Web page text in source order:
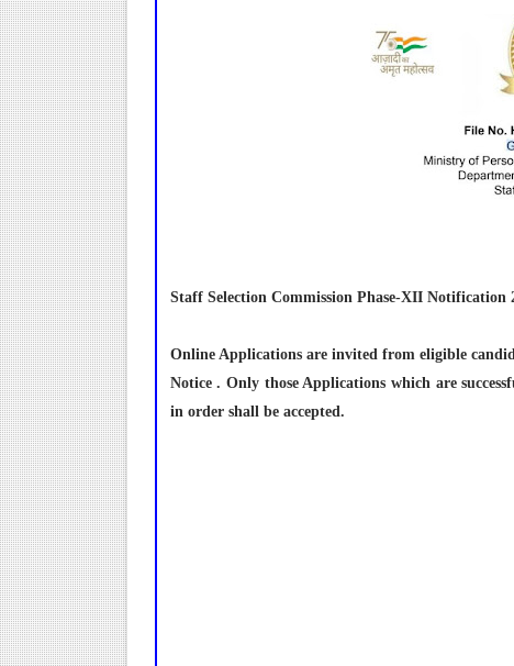
Staff Selection Commission Phase-XII Notification
Online Applications are invited from eligible
Notice . Only those Applications which are
in order shall be accepted.